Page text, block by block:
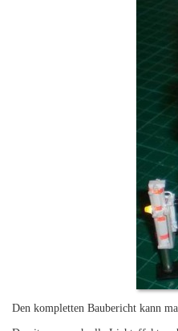
Den kompletten Baubericht kann